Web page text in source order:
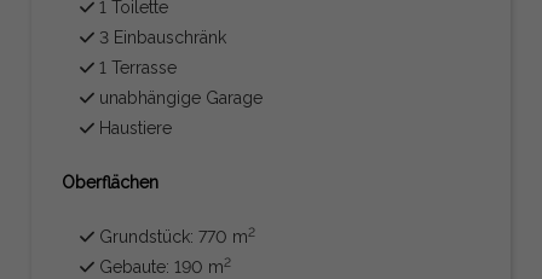
1 Toilette
3 Einbauschränk
1 Terrasse
unabhängige Garage
Haustiere
Oberflächen
Grundstück: 770 m2
Gebaute: 190 m2